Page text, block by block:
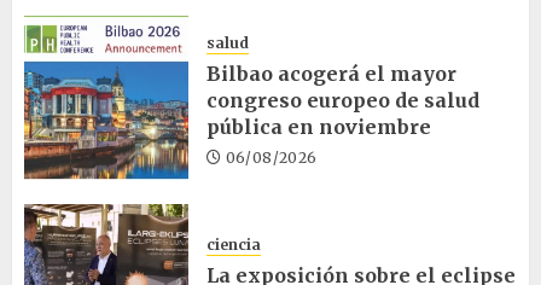
salud
Bilbao acogerá el mayor
congreso europeo de salud
pública en noviembre
06/08/2026
ciencia
La exposición sobre el eclipse